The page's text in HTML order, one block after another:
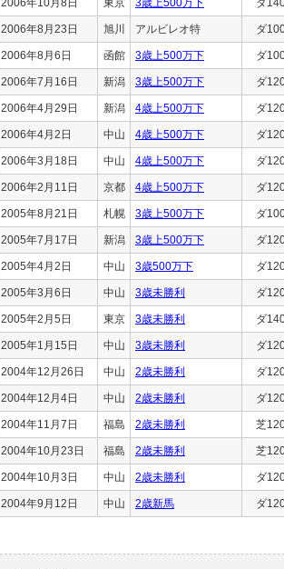
2006年10月8日 東京 3歳上500万下 ダ
2006年8月23日 旭川 アルビレオ特 ダ
2006年8月6日 函館 3歳上500万下 ダ
2006年7月16日 新潟 3歳上500万下 ダ
2006年4月29日 新潟 4歳上500万下 ダ
2006年4月2日 中山 4歳上500万下 ダ
2006年3月18日 中山 4歳上500万下 ダ
2006年2月11日 京都 4歳上500万下 ダ
2005年8月21日 札幌 3歳上500万下 ダ
2005年7月17日 新潟 3歳上500万下 ダ
2005年4月2日 中山 3歳500万下 ダ
2005年3月6日 中山 3歳未勝利 ダ
2005年2月5日 東京 3歳未勝利 ダ
2005年1月15日 中山 3歳未勝利 ダ
2004年12月26日 中山 2歳未勝利 ダ
2004年12月4日 中山 2歳未勝利 ダ
2004年11月7日 福島 2歳未勝利 芝
2004年10月23日 福島 2歳未勝利 芝
2004年10月3日 中山 2歳未勝利 ダ
2004年9月12日 中山 2歳新馬 ダ